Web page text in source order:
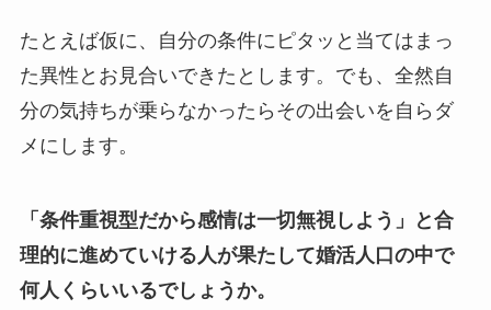
たとえば仮に、自分の条件にピタッと当てはまっ
た異性とお見合いできたとします。でも、全然自
分の気持ちが乗らなかったらその出会いを自らダ
メにします。
「条件重視型だから感情は一切無視しよう」と合
理的に進めていける人が果たして婚活人口の中で
何人くらいいるでしょうか。